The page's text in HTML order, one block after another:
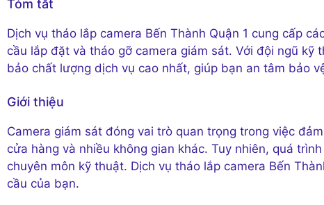
Tóm tắt
Dịch vụ tháo lắp camera Bến Thành Quận 1 cung cấp
cầu lắp đặt và tháo gỡ camera giám sát. Với đội ngũ
bảo chất lượng dịch vụ cao nhất, giúp bạn an tâm bảo
Giới thiệu
Camera giám sát đóng vai trò quan trọng trong việc
cửa hàng và nhiều không gian khác. Tuy nhiên, quá
chuyên môn kỹ thuật. Dịch vụ tháo lắp camera Bến
cầu của bạn.